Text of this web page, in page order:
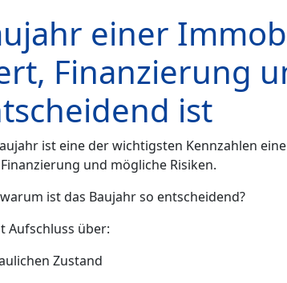
einer
Finanzierung
ist
ist eine der wichtigsten Kennzahlen
und mögliche Risiken.
ist das Baujahr so entscheidend?
Aufschluss über:
Zustand